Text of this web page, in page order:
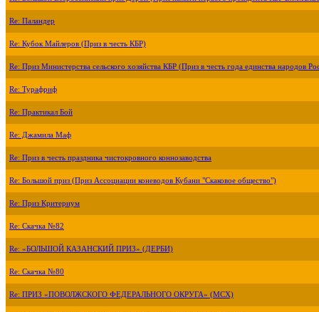
Re: Паландер
Re: Кубок Майлеров (Приз в честь КБР)
Re: Приз Министерства сельского хозяйства КБР (Приз в честь года единства народов
Re: Турафриф
Re: Практикал Бой
Re: Джамила Маф
Re: Приз в честь праздника чистокровного коннозаводства
Re: Большой приз (Приз Ассоциации коневодов Кубани "Скаковое общество")
Re: Приз Критериум
Re: Скачка №82
Re: «БОЛЬШОЙ КАЗАНСКИЙ ПРИЗ» (ДЕРБИ)
Re: Скачка №80
Re: ПРИЗ «ПОВОЛЖСКОГО ФЕДЕРАЛЬНОГО ОКРУГА» (МСХ)